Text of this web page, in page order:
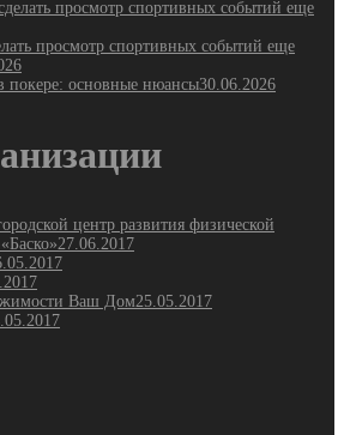
просмотр спортивных событий еще
покере: основные нюансы30.06.2026
центр развития физической
27.06.2017
Ваш Дом25.05.2017